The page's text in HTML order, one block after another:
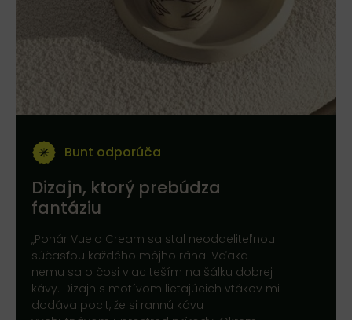
Bunt odporúča
Dizajn, ktorý prebúdza
fantáziu
„Pohár Vuelo Cream sa stal neoddeliteľnou
súčasťou každého môjho rána. Vďaka
nemu sa o čosi viac teším na šálku dobrej
kávy. Dizajn s motívom lietajúcich vtákov mi
dodáva pocit, že si rannú kávu